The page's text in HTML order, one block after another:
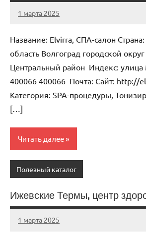
1 марта 2025
Anisa
Нет
Название: Elvirra, СПА-салон
область Волгоград городской
Центральный район Индекс:
400066 400066 Почта: Cайт: http://
Категория: SPA-процедуры,
[…]
Читать далее
Полезный каталог
Ижевские Термы, центр
1 марта 2025
Anisa
Нет